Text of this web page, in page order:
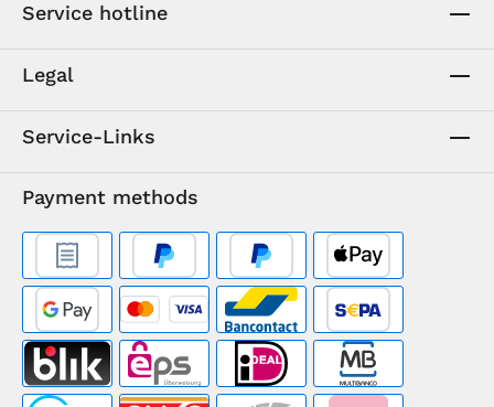
Service hotline
Legal
Service-Links
Payment methods